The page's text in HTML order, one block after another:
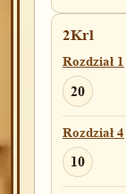
2Krl
Rozdział 1
20
Rozdział 4
10